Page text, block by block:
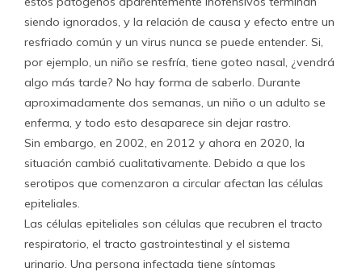
siendo ignorados, y la relación de causa y efecto entre un
resfriado común y un virus nunca se puede entender. Si,
por ejemplo, un niño se resfría, tiene goteo nasal, ¿vendrá
algo más tarde? No hay forma de saberlo. Durante
aproximadamente dos semanas, un niño o un adulto se
enferma, y ​​todo esto desaparece sin dejar rastro.
Sin embargo, en 2002, en 2012 y ahora en 2020, la
situación cambió cualitativamente. Debido a que los
serotipos que comenzaron a circular afectan las células
epiteliales.
Las células epiteliales son células que recubren el tracto
respiratorio, el tracto gastrointestinal y el sistema
urinario. Una persona infectada tiene síntomas